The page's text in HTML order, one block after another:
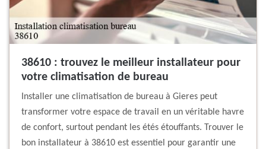
38610 : trouvez le meilleur installateur pour
votre climatisation de bureau
Installer une climatisation de bureau à Gieres peut
transformer votre espace de travail en un véritable havre
de confort, surtout pendant les étés étouffants. Trouver le
bon installateur à 38610 est essentiel pour garantir une